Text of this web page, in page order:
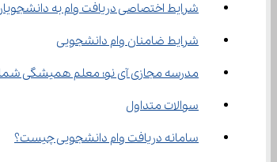
شرایط اختصاصی دریافت وام به دانشجویان
شرایط ضامنان وام دانشجویی
مدرسه مجازی آی نو؛ معلم همیشگی
سوالات متداول
سامانه دریافت وام دانشجویی چیست؟